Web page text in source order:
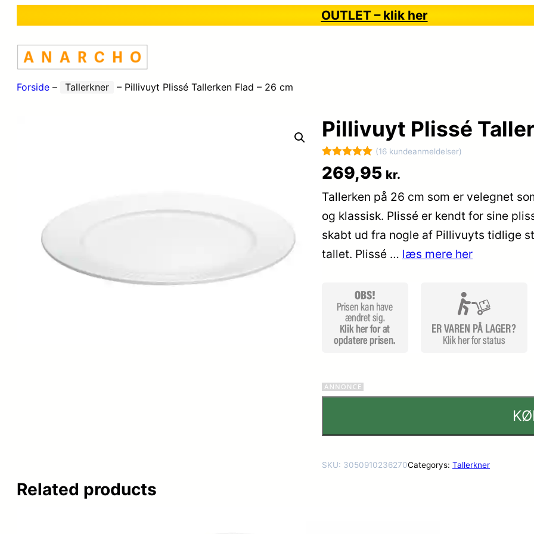
OUTLET – klik her
Forside – Tallerkner – Pillivuyt Plissé Tallerken Flad – 26 cm
Pillivuyt Plissé
Bedømt
som5ud
af 5
baseret på
16
kundebedøm
melser
(16 kundeanmeldelser)
269,95 kr.
Tallerken på 26 cm som er velegnet
og klassisk. Plissé er kendt for sine
skabt ud fra nogle af Pillivuyts tidlige
tallet. Plissé … læs mere her
SKU: 3050910236270Categorys: Tallerkner
Related products